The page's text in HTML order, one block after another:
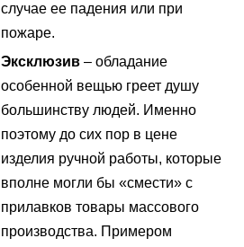
случае ее падения или при
пожаре.
Эксклюзив – обладание
особенной вещью греет душу
большинству людей. Именно
поэтому до сих пор в цене
изделия ручной работы, которые
вполне могли бы «смести» с
прилавков товары массового
производства. Примером